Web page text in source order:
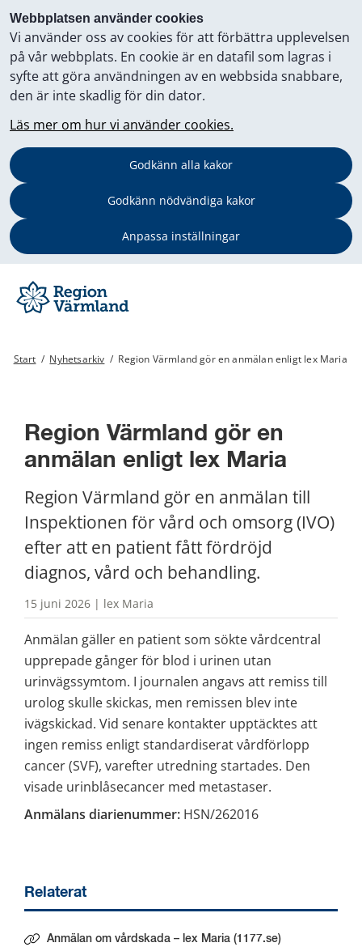
Webbplatsen använder cookies
Vi använder oss av cookies för att förbättra upplevelsen
på vår webbplats. En cookie är en datafil som lagras i
syfte att göra användningen av en webbsida snabbare,
den är inte skadlig för din dator.
Läs mer om hur vi använder cookies.
Godkänn alla kakor
Godkänn nödvändiga kakor
Anpassa inställningar
Start / Nyhetsarkiv / Region Värmland gör en anmälan enligt lex Maria
Region Värmland gör en
anmälan enligt lex Maria
Region Värmland gör en anmälan till
Inspektionen för vård och omsorg (IVO)
efter att en patient fått fördröjd
diagnos, vård och behandling.
15 juni 2026 | lex Maria
Anmälan gäller en patient som sökte vårdcentral
upprepade gånger för blod i urinen utan
urinvägssymtom. I journalen angavs att remiss till
urolog skulle skickas, men remissen blev inte
ivägskickad. Vid senare kontakter upptäcktes att
ingen remiss enligt standardiserat vårdförlopp
cancer (SVF), varefter utredning startades. Den
visade urinblåsecancer med metastaser.
Anmälans diarienummer: HSN/262016
Relaterat
Anmälan om vårdskada – lex Maria (1177.se)
Länk till annan webbplats.